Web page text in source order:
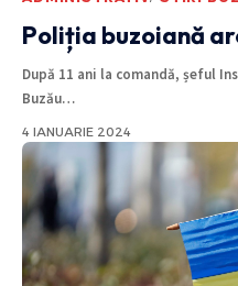
Poliția buzoiană
După 11 ani la comandă, șeful
Buzău…
4 IANUARIE 2024